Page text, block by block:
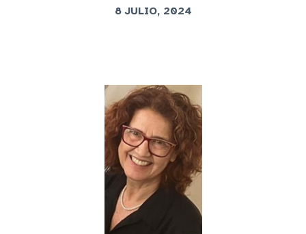
8 JULIO, 2024